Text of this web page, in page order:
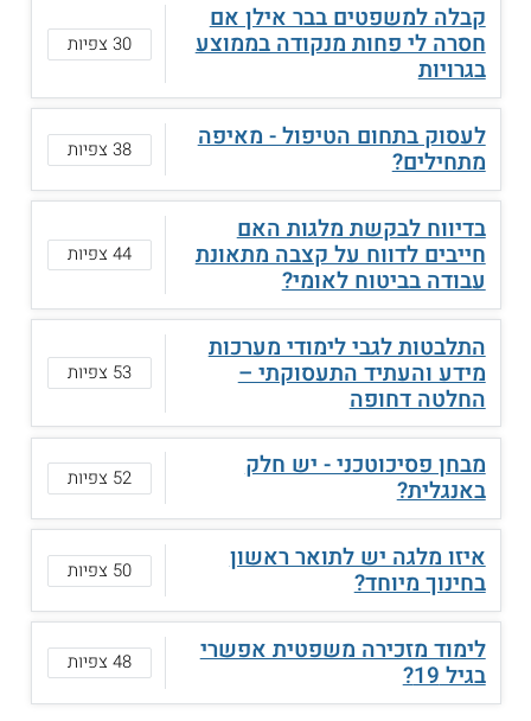
קבלה למשפטים בבר אילן אם
חסרה לי פחות מנקודה בממוצע
בגרויות
30 צפיות
לעסוק בתחום הטיפול - מאיפה
מתחילים? 38 צפיות
בדיווח לבקשת מלגות האם
חייבים לדווח על קצבה מתאונת
עבודה בביטוח לאומי?
44 צפיות
התלבטות לגבי לימודי מערכות
מידע והעתיד התעסוקתי –
החלטה דחופה
53 צפיות
מבחן פסיכוטכני - יש חלק
באנגלית? 52 צפיות
איזו מלגה יש לתואר ראשון
בחינוך מיוחד? 50 צפיות
לימוד מזכירה משפטית אפשרי
בגיל 19? 48 צפיות